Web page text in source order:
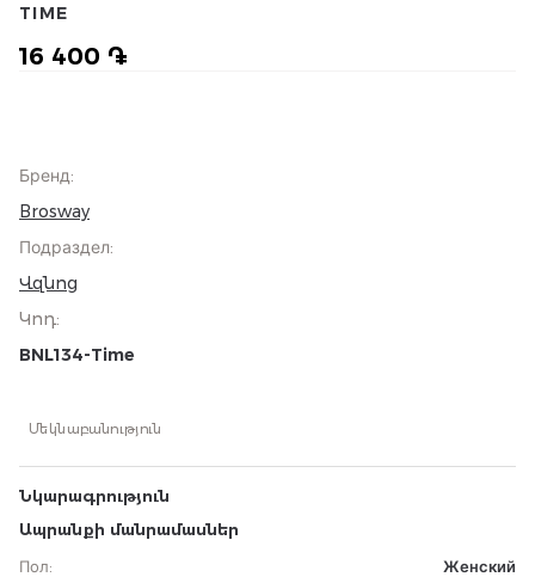
16 400 ֏
TIME
Бренд:
Brosway
Подраздел:
Վզնոց
Կոդ:
BNL134-Time
Մեկնաբանություն
Նկարագրություն
Ապրանքի մանրամասներ
Пол:
Женский